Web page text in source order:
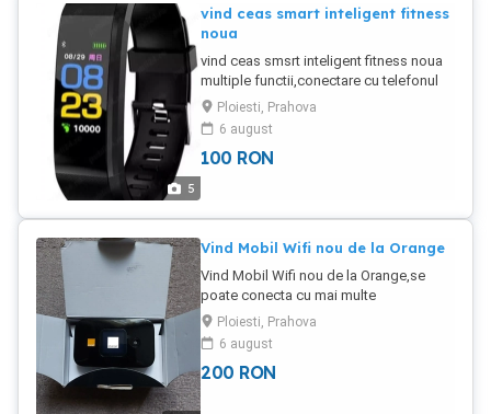
5
vind ceas smart inteligent fitness
noua
vind ceas smsrt inteligent fitness noua
multiple functii,conectare cu telefonul
mobil.Ploiesti, Prahova
6 august
100 RON
Vind Mobil Wifi nou de la Orange
Vind Mobil Wifi nou de la Orange,se
poate conecta cu mai multe
aparate,predare personala.
Ploiesti, Prahova
6 august
200 RON